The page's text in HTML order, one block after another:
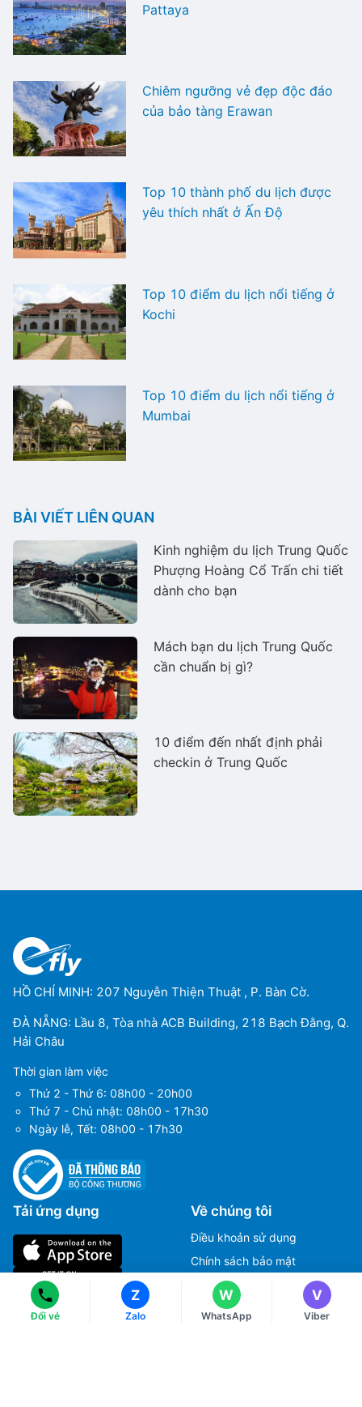
Pattaya
Chiêm ngưỡng vẻ đẹp độc đáo
của bảo tàng Erawan
Top 10 thành phố du lịch được
yêu thích nhất ở Ấn Độ
Top 10 điểm du lịch nổi tiếng ở
Kochi
Top 10 điểm du lịch nổi tiếng ở
Mumbai
BÀI VIẾT LIÊN QUAN
Kinh nghiệm du lịch Trung Quốc
Phượng Hoàng Cổ Trấn chi tiết
dành cho bạn
Mách bạn du lịch Trung Quốc
cần chuẩn bị gì?
10 điểm đến nhất định phải
checkin ở Trung Quốc
HỒ CHÍ MINH: 207 Nguyễn Thiện Thuật , P. Bàn Cờ.
ĐÀ NẴNG: Lầu 8, Tòa nhà ACB Building, 218 Bạch Đằng, Q.
Hải Châu
Thời gian làm việc
Thứ 2 - Thứ 6: 08h00 - 20h00
Thứ 7 - Chủ nhật: 08h00 - 17h30
Ngày lễ, Tết: 08h00 - 17h30
Tải ứng dụng Về chúng tôi
Điều khoản sử dụng
Chính sách bảo mật
Hướng dẫn đặt vé máy bay
Chính sách thanh toán
Đổi vé
Z
Zalo
W
WhatsApp
(+84) 70 854 1213
Ms Huỳnh
V
Viber
Ms Hằng
(+84) 70 854 1213
Ms Huỳnh
(+84) 90 295 1213